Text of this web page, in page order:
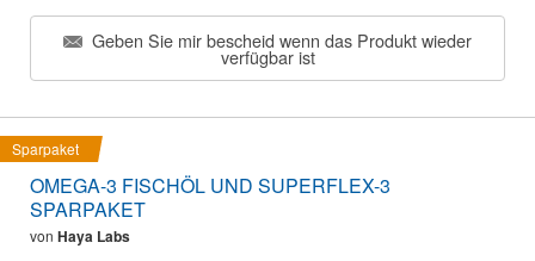
Geben Sie mir bescheid wenn das Produkt wieder
verfügbar ist
Sparpaket
OMEGA-3 FISCHÖL UND SUPERFLEX-3
SPARPAKET
von Haya Labs